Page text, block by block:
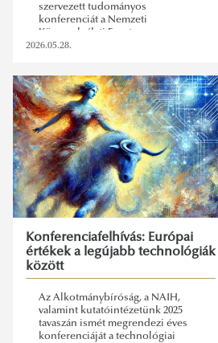
szervezett tudományos
konferenciát a Nemzeti
Közsszolgálati Egyetem
Információs Társadalom
2026.05.28.
Konferenciafelhívás: Európai
értékek a legújabb technológiák
között
Az Alkotmánybíróság, a NAIH,
valamint kutatóintézetünk 2025
tavaszán ismét megrendezi éves
konferenciáját a technológiai